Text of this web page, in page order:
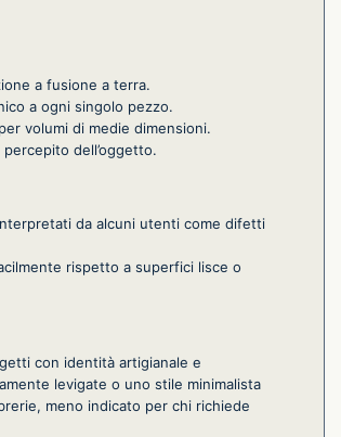
a fusione a terra.
a ogni singolo pezzo.
volumi di medie dimensioni.
dell’oggetto.
da alcuni utenti come difetti
rispetto a superfici lisce o
con identità artigianale e
levigate o uno stile minimalista
meno indicato per chi richiede